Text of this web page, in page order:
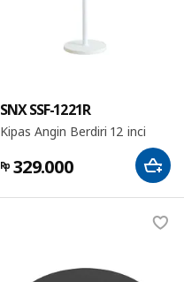
SNX SSF-1221R
Kipas Angin Berdiri 12 inci
Rp 329.000